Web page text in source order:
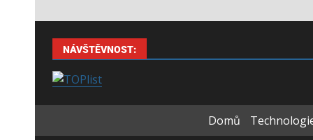
NÁVŠTĚVNOST:
Domů